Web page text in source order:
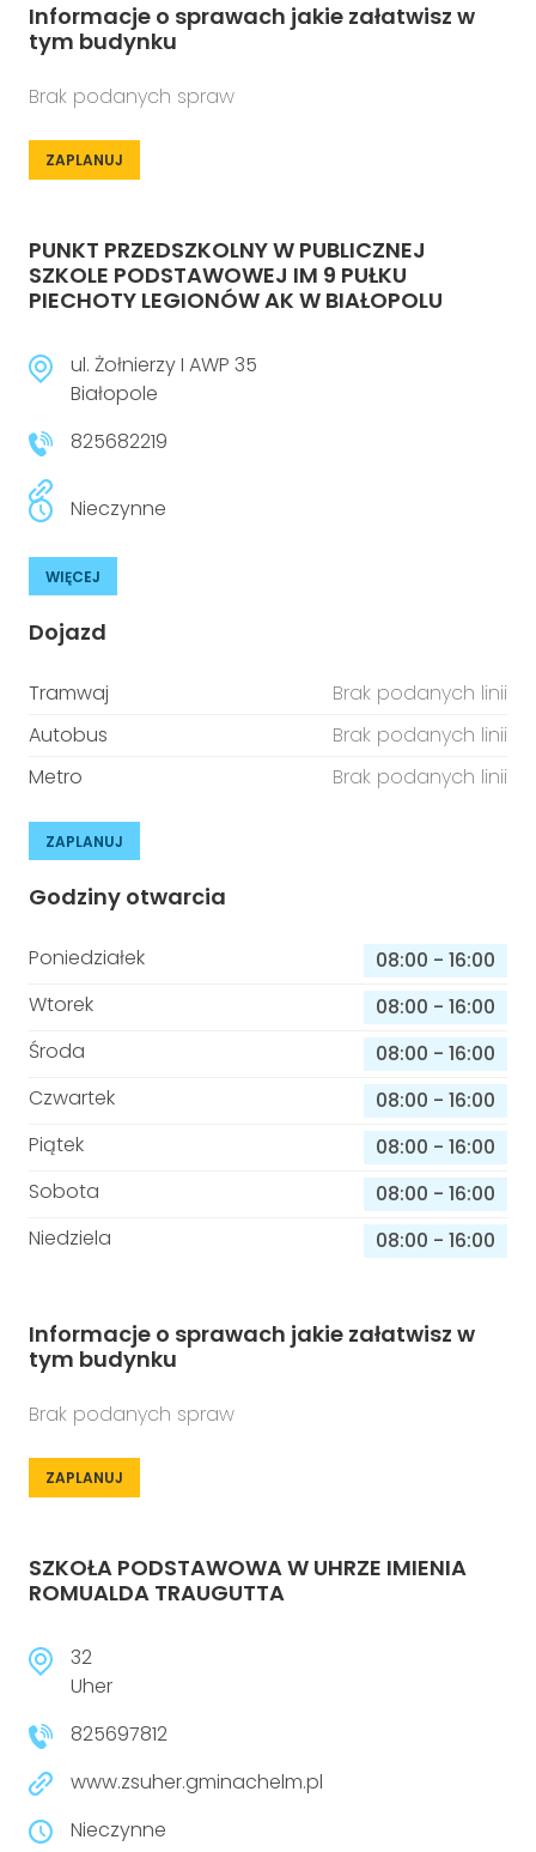
Informacje o sprawach jakie załatwisz w
tym budynku
Brak podanych spraw
ZAPLANUJ
PUNKT PRZEDSZKOLNY W PUBLICZNEJ
SZKOLE PODSTAWOWEJ IM 9 PUŁKU
PIECHOTY LEGIONÓW AK W BIAŁOPOLU
ul. Żołnierzy I AWP 35
Białopole
825682219
Nieczynne
WIĘCEJ
Dojazd
Tramwaj
Brak podanych linii
Autobus
Brak podanych linii
Metro
Brak podanych linii
ZAPLANUJ
Godziny otwarcia
Poniedziałek 08:00 - 16:00
Wtorek
08:00 - 16:00
Środa
08:00 - 16:00
Czwartek
08:00 - 16:00
Piątek
08:00 - 16:00
Sobota
08:00 - 16:00
Niedziela
08:00 - 16:00
Informacje o sprawach jakie załatwisz w
tym budynku
Brak podanych spraw
ZAPLANUJ
SZKOŁA PODSTAWOWA W UHRZE IMIENIA
ROMUALDA TRAUGUTTA
32
Uher
825697812
www.zsuher.gminachelm.pl
Nieczynne